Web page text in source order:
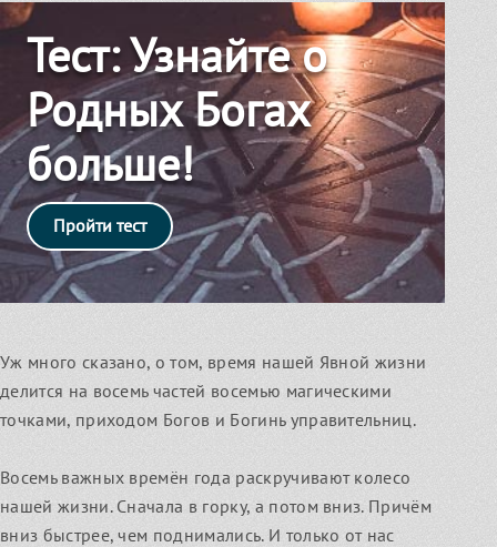
Чуров День
Обратимся к силе Предков!
Узнать
Ведовское знание
Кологодные обряды
Легенды о Родных Богах
Мастерские программы
углубите свои знания
Вебинары и праздники июля
Узнать
Тест: Узнайте о
Родных Богах
больше!
Пройти тест
Уж много сказано, о том, время нашей Явной жизни
делится на восемь частей восемью магическими
точками, приходом Богов и Богинь управительниц.
Восемь важных времён года раскручивают колесо
нашей жизни. Сначала в горку, а потом вниз. Причём
вниз быстрее, чем поднимались. И только от нас